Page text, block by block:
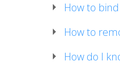
How to
How to
How do I